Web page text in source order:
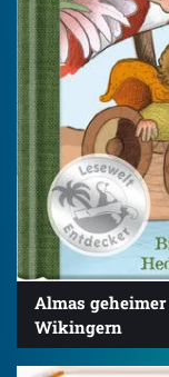
Almas
Wikingern